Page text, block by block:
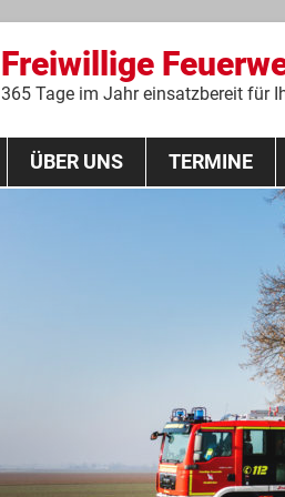
Freiwillige
365 Tage im Jahr einsatzbereit für
ÜBER UNS TERMINE
THL Lehrgang 2020